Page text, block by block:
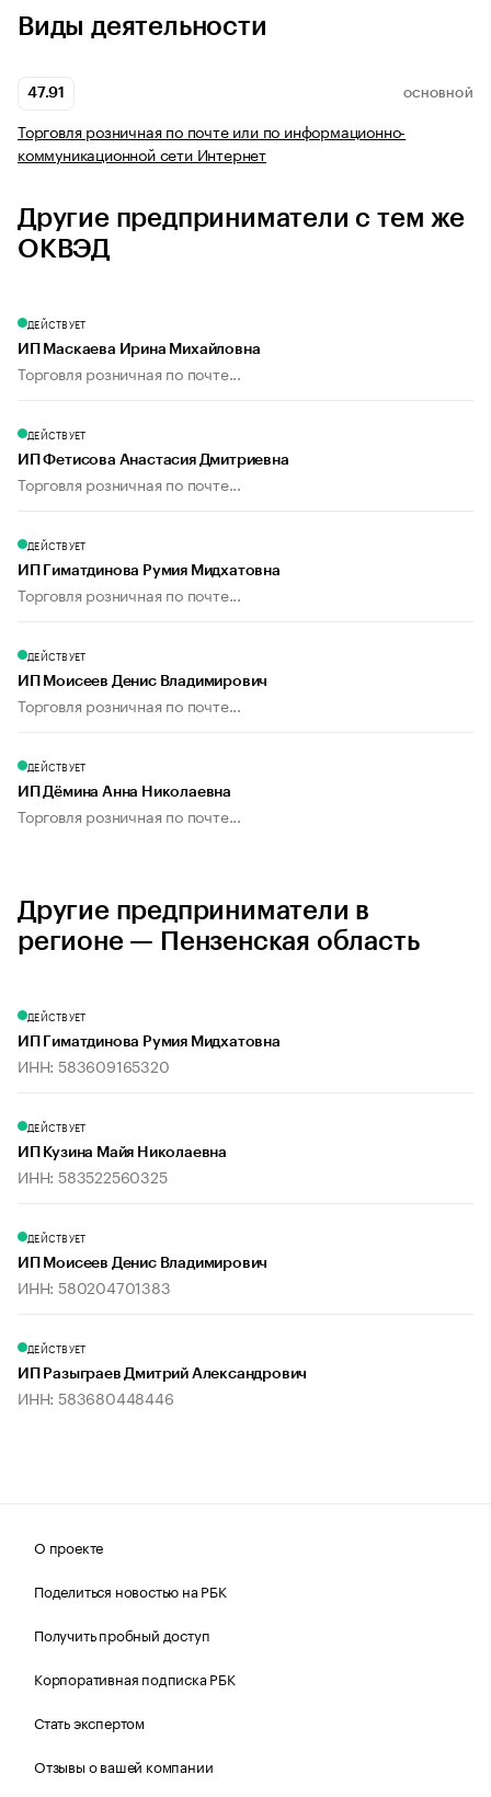
Виды деятельности
47.91 ОСНОВНОЙ
Торговля розничная по почте или по информационно-
коммуникационной сети Интернет
Другие предприниматели с тем же
ОКВЭД
ДЕЙСТВУЕТ
ИП Маскаева Ирина Михайловна
Торговля розничная по почте...
ДЕЙСТВУЕТ
ИП Фетисова Анастасия Дмитриевна
Торговля розничная по почте...
ДЕЙСТВУЕТ
ИП Гиматдинова Румия Мидхатовна
Торговля розничная по почте...
ДЕЙСТВУЕТ
ИП Моисеев Денис Владимирович
Торговля розничная по почте...
ДЕЙСТВУЕТ
ИП Дёмина Анна Николаевна
Торговля розничная по почте...
Другие предприниматели в
регионе — Пензенская область
ДЕЙСТВУЕТ
ИП Гиматдинова Румия Мидхатовна
ИНН: 583609165320
ДЕЙСТВУЕТ
ИП Кузина Майя Николаевна
ИНН: 583522560325
ДЕЙСТВУЕТ
ИП Моисеев Денис Владимирович
ИНН: 580204701383
ДЕЙСТВУЕТ
ИП Разыграев Дмитрий Александрович
ИНН: 583680448446
О проекте
Поделиться новостью на РБК
Получить пробный доступ
Корпоративная подписка РБК
Стать экспертом
Отзывы о вашей компании